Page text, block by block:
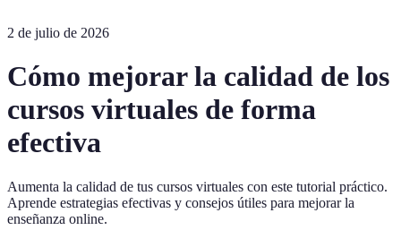
2 de julio de 2026
Cómo mejorar la calidad de los
cursos virtuales de forma
efectiva
Aumenta la calidad de tus cursos virtuales con este tutorial práctico.
Aprende estrategias efectivas y consejos útiles para mejorar la
enseñanza online.